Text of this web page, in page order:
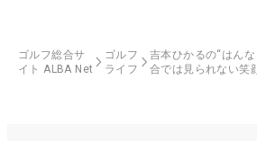
ゴルフ総合サ
イト ALBA Net
ゴルフ
ライフ
吉本ひかるの“はん
合では見られない笑